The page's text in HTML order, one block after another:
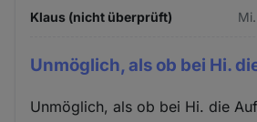
Klaus (nicht überprüft)
Unmöglich, als ob bei Hi.
Unmöglich, als ob bei Hi. die